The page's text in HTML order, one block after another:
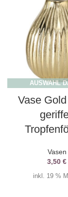
AUSWAHL
Vase
Vasen
3,50 €
inkl. 19 %